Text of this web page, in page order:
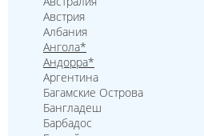
Австрия
Албания
Ангола*
Андорра*
Аргентина
Багамские Острова
Бангладеш
Барбадос